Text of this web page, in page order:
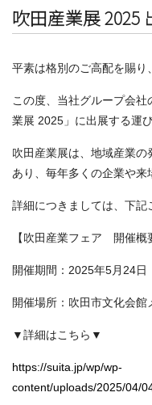
吹田産業展 2025
平素は格別のご高配を賜り
この度、当社グループ会社
業展 2025」に出展する運
吹田産業展は、地域産業
あり、毎年多くの企業や来
詳細につきましては、下記
【吹田産業フェア 開催概
開催期間：2025年5月24日
開催場所：吹田市文化会
▼詳細はこちら▼
https://suita.jp/wp/wp-
content/uploads/2025/04/